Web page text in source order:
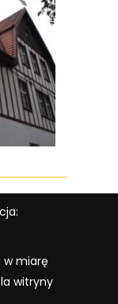
w miarę
witryny